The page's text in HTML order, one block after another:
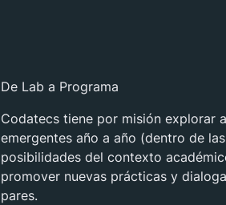
De Lab a Programa
Codatecs tiene por misión explorar
emergentes año a año (dentro de las
posibilidades del contexto
promover nuevas prácticas y
pares.